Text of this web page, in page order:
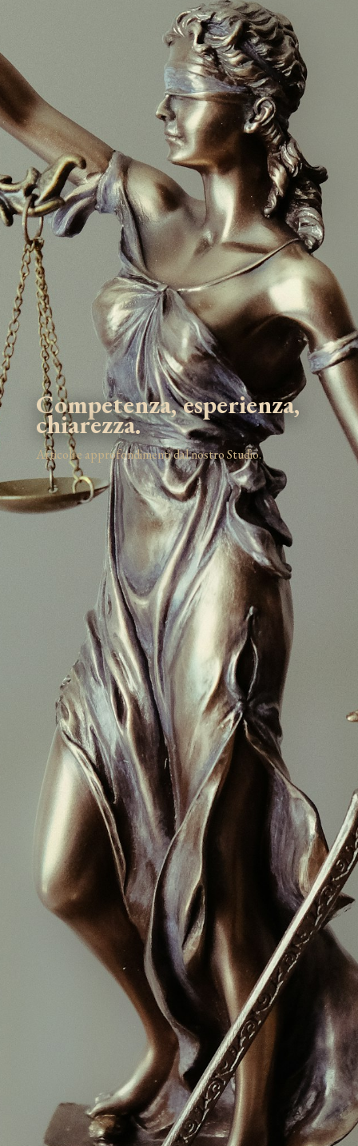
Competenza, esperienza,
chiarezza.
Articoli e approfondimenti dal nostro Studio.